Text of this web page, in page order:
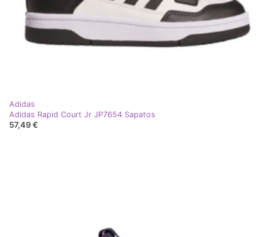
Adidas
Adidas Rapid Court Jr JP7654 Sapatos
57,49 €